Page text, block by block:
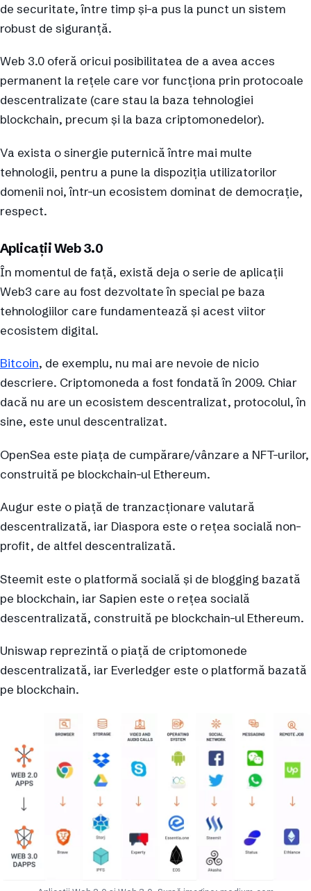
de securitate, între timp și-a pus la punct un sistem
robust de siguranță.
Web 3.0 oferă oricui posibilitatea de a avea acces
permanent la rețele care vor funcționa prin protocoale
descentralizate (care stau la baza tehnologiei
blockchain, precum și la baza criptomonedelor).
Va exista o sinergie puternică între mai multe
tehnologii, pentru a pune la dispoziția utilizatorilor
domenii noi, într-un ecosistem dominat de democrație,
respect.
Aplicații Web 3.0
În momentul de față, există deja o serie de aplicații
Web3 care au fost dezvoltate în special pe baza
tehnologiilor care fundamentează și acest viitor
ecosistem digital.
Bitcoin, de exemplu, nu mai are nevoie de nicio
descriere. Criptomoneda a fost fondată în 2009. Chiar
dacă nu are un ecosistem descentralizat, protocolul, în
sine, este unul descentralizat.
OpenSea este piața de cumpărare/vânzare a NFT-urilor,
construită pe blockchain-ul Ethereum.
Augur este o piață de tranzacționare valutară
descentralizată, iar Diaspora este o rețea socială non-
profit, de altfel descentralizată.
Steemit este o platformă socială și de blogging bazată
pe blockchain, iar Sapien este o rețea socială
descentralizată, construită pe blockchain-ul Ethereum.
Uniswap reprezintă o piață de criptomonede
descentralizată, iar Everledger este o platformă bazată
pe blockchain.